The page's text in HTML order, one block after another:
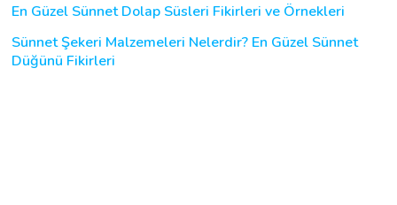
En Güzel Sünnet Dolap Süsleri Fikirleri ve Örnekleri
Sünnet Şekeri Malzemeleri Nelerdir? En Güzel Sünnet
Düğünü Fikirleri